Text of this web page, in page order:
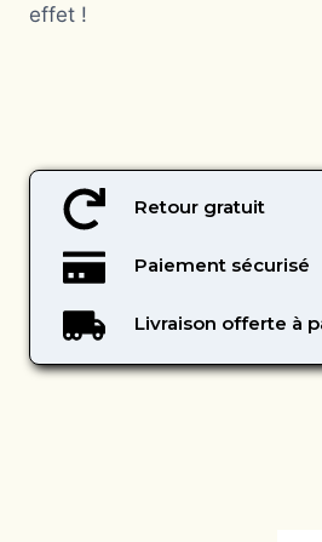
effet !
Retour gratuit
Paiement sécurisé
Livraison offerte à